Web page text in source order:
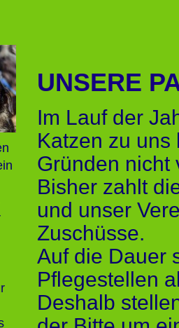
UNSERE
Im Lauf der
Katzen zu
Gründen nicht
Bisher zahlt
und unser
Zuschüsse.
Auf die Dauer
Pflegestellen
Deshalb